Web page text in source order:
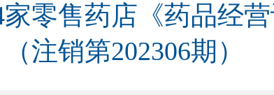
零售药店《药品经
（注销第202306期）